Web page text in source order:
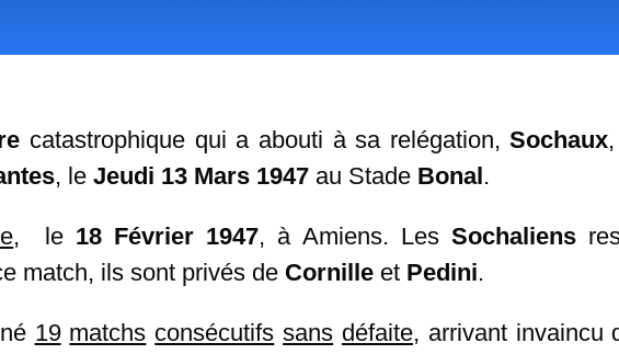
catastrophique qui a abouti à sa relégation,Sochaux
, le Jeudi 13 Mars 1947au Stade Bonal .
, le 18 Février 1947, à Amiens. LesSochaliens
match, ils sont privés de Cornilleet Pedini.
19 matchs consécutifs sans défaite, arrivant invaincu